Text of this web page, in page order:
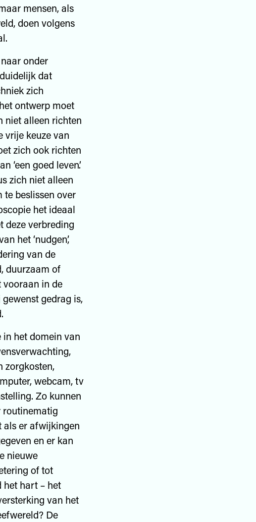
mensen, als
doen volgens
onder
dat
zich
ontwerp moet
niet alleen richten
vrije keuze van
zich ook richten
‘een goed leven’.
zich niet alleen
beslissen over
het ideaal
deze verbreding
het ‘nudgen’,
van de
duurzaam of
in de
gedrag is,
in het domein van
zorgkosten,
webcam, tv
Zo kunnen
routinematig
als er afwijkingen
en er kan
nieuwe
of tot
het hart – het
van het
De